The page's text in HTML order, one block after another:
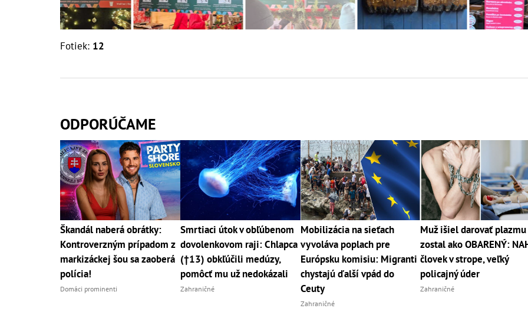
Fotiek: 12
ODPORÚČAME
Škandál naberá obrátky:
Kontroverzným prípadom z
markizáckej šou sa zaoberá
polícia!
Domáci prominenti
Smrtiaci útok v obľúbenom
dovolenkovom raji: Chlapca
(†13) obkľúčili medúzy,
pomôcť mu už nedokázali
Zahraničné
Mobilizácia na sieťach
vyvoláva poplach pre
Európsku komisiu: Migranti
chystajú ďalší vpád do
Ceuty
Zahraničné
Muž išiel darovať plazmu
zostal ako OBARENÝ:
človek v strope, veľký
policajný úder
Zahraničné